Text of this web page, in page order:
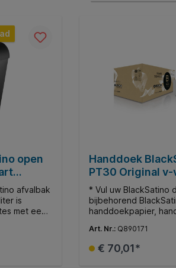
open
afvalbak
is
met een
als
* De
Handdoek
PT30 Original
laags
vel wit 274570
* Vul uw BlackSatino
bijbehorend
handdoekpapier,
toiletbrilreiniger. * De
uw toiletruimte wordt
het design, strak en
Art. Nr.: Q890171
€ 70,01*